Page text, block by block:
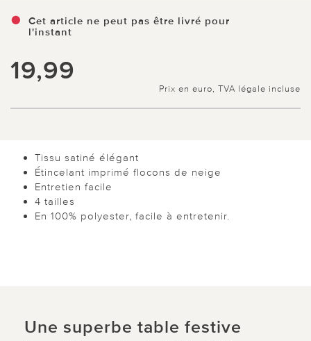
Cet article ne peut pas être livré pour
l'instant
19,99
Prix en euro, TVA légale incluse
Tissu satiné élégant
Étincelant imprimé flocons de neige
Entretien facile
4 tailles
En 100% polyester, facile à entretenir.
Une superbe table festive